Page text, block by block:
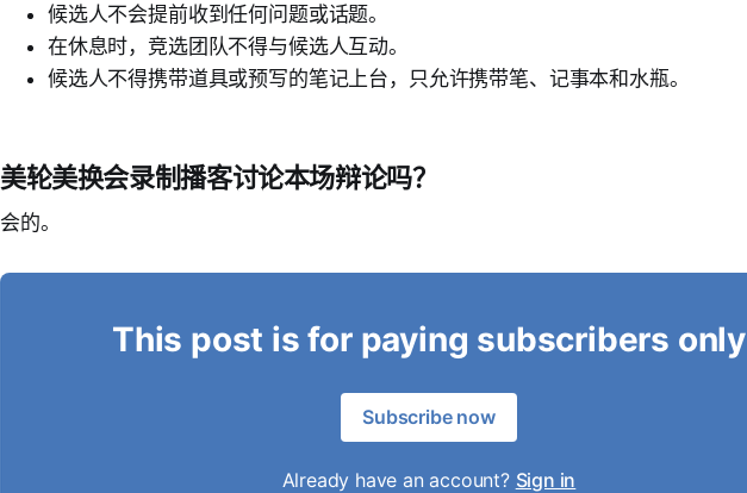
候选人不会提前收到任何问题或话题。
在休息时，竞选团队不得与候选人互动。
候选人不得携带道具或预写的笔记上台，只允许携带笔、记事本和水瓶。
美轮美换会录制播客讨论本场辩论吗？
会的。
This post is for paying subscribers only
Subscribe now
Already have an account? Sign in